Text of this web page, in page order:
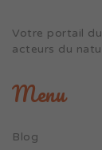
Votre portail
acteurs du
Menu
Blog